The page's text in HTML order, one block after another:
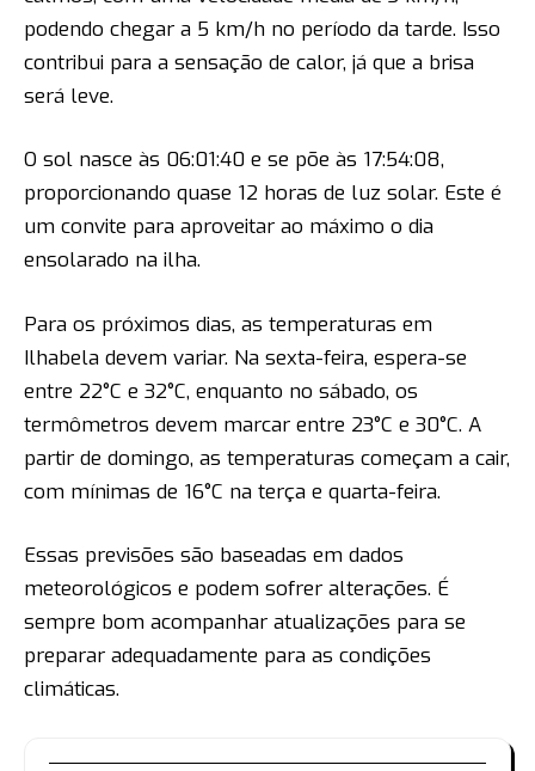
podendo chegar a 5 km/h no período da tarde. Isso
contribui para a sensação de calor, já que a brisa
será leve.
O sol nasce às 06:01:40 e se põe às 17:54:08,
proporcionando quase 12 horas de luz solar. Este é
um convite para aproveitar ao máximo o dia
ensolarado na ilha.
Para os próximos dias, as temperaturas em
Ilhabela devem variar. Na sexta-feira, espera-se
entre 22°C e 32°C, enquanto no sábado, os
termômetros devem marcar entre 23°C e 30°C. A
partir de domingo, as temperaturas começam a cair,
com mínimas de 16°C na terça e quarta-feira.
Essas previsões são baseadas em dados
meteorológicos e podem sofrer alterações. É
sempre bom acompanhar atualizações para se
preparar adequadamente para as condições
climáticas.